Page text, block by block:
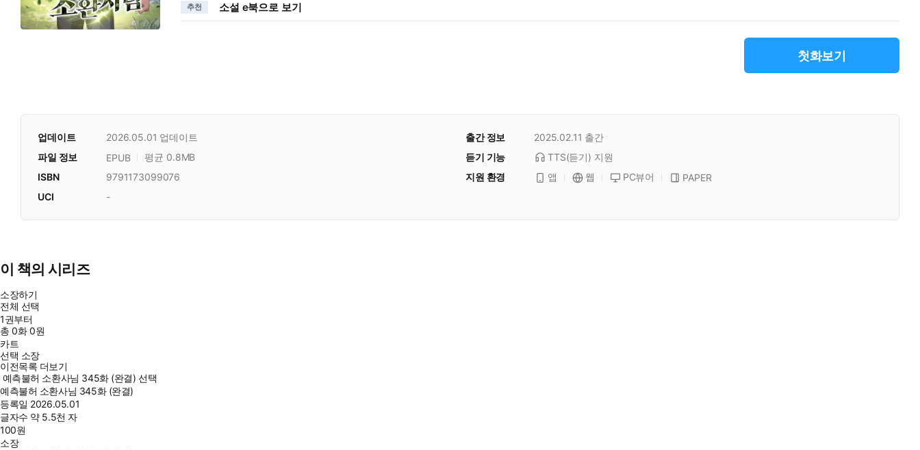
추천 소설 e북으로 보기
첫화보기
업데이트 2026.05.01 업데이트 출간 정보 2025.02.11 출간
듣기 기능
TTS(듣기) 지원
파일 정보 EPUB
평균 0.8MB
지원 환경
앱 웹 PC뷰어 PAPER
ISBN
9791173099076
UCI
-
이 책의 시리즈
소장하기
전체 선택
1권부터
총0화0원
카트
선택 소장
이전목록 더보기
예측불허 소환사님 345화 (완결) 선택
예측불허 소환사님 345화 (완결)
등록일 2026.05.01
글자수 약 5.5천 자
100원
소장